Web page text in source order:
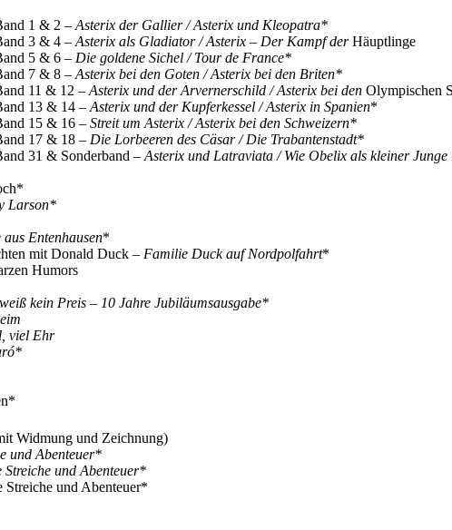
1 & 2 –Asterix der Gallier / Asterix und Kleopatra*
3 & 4 –Asterix als Gladiator / Asterix – Der Kampf derHäuptlinge
5 & 6 – Die goldene Sichel / Tour de France*
7 & 8 –Asterix bei den Goten / Asterix bei den Briten*
11 & 12 –Asterix und der Arvernerschild / Asterix bei den Olympischen
13 & 14 –Asterix und der Kupferkessel / Asterix in Spanien*
15 & 16 – Streit um Asterix / Asterix bei den Schweizern*
17 & 18 – Die Lorbeeren des Cäsar / Die Trabantenstadt*
31 & Sonderband –Asterix und Latraviata / Wie Obelix als kleiner
Larson*
aus Entenhausen*
mit Donald Duck – Familie Duck auf Nordpolfahrt*
Humors
kein Preis – 10 Jahre Jubiläumsausgabe*
viel Ehr
Widmung und Zeichnung)
und Abenteuer*
Streiche und Abenteuer*
Streiche und Abenteuer*